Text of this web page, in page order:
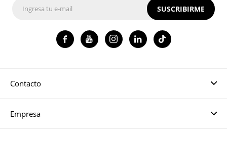
Contacto
Empresa
SUSCRIBIRME
   